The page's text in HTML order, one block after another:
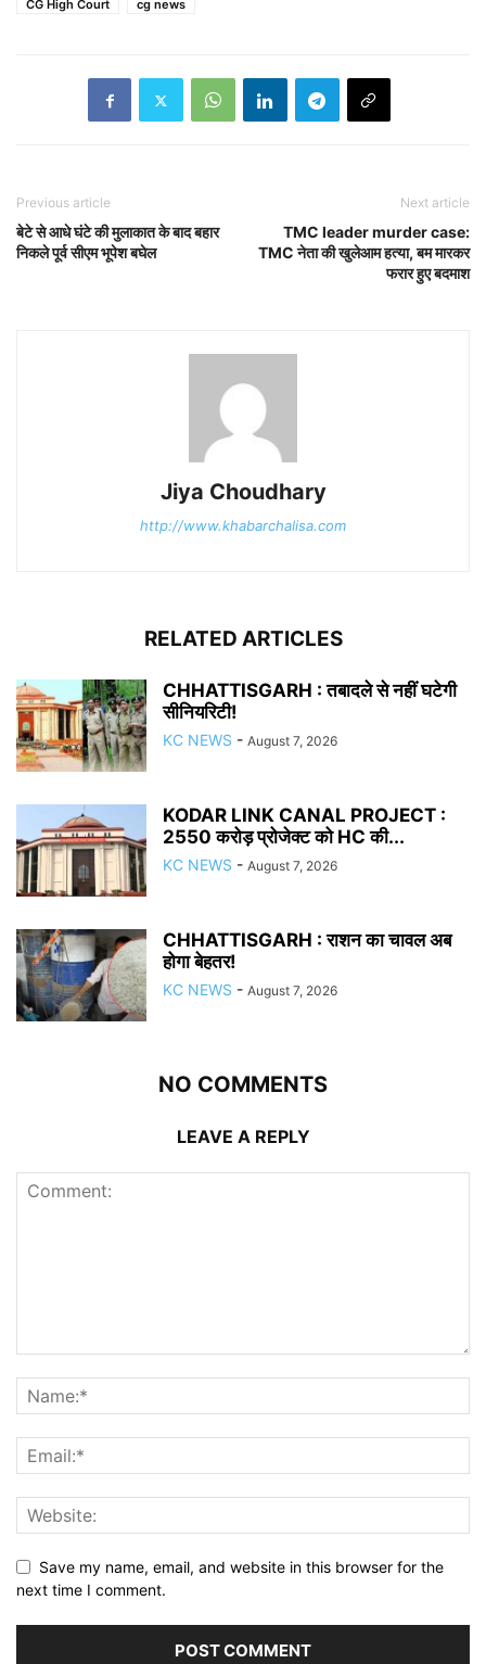
CG High Court cg news
Previous article
बेटे से आधे घंटे की मुलाकात के बाद बहार
निकले पूर्व सीएम भूपेश बघेल
Next article
TMC leader murder case:
TMC नेता की खुलेआम हत्या, बम मारकर
फरार हुए बदमाश
Jiya Choudhary
http://www.khabarchalisa.com
RELATED ARTICLES
CHHATTISGARH : तबादले से नहीं घटेगी
सीनियरिटी!
KC NEWS - August 7, 2026
KODAR LINK CANAL PROJECT :
2550 करोड़ प्रोजेक्ट को HC की...
KC NEWS - August 7, 2026
CHHATTISGARH : राशन का चावल अब
होगा बेहतर!
KC NEWS - August 7, 2026
NO COMMENTS
LEAVE A REPLY
Save my name, email, and website in this browser for the
next time I comment.